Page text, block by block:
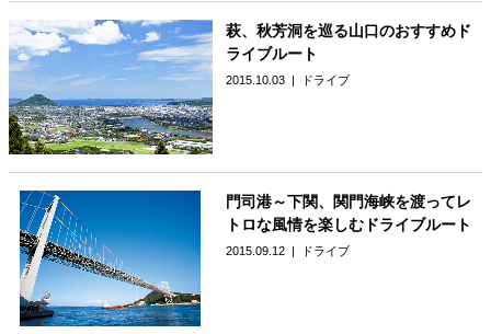
萩、秋芳洞を巡る山口のおすすめド
ライブルート
2015.10.03 ドライブ
門司港～下関、関門海峡を渡ってレ
トロな風情を楽しむドライブルート
2015.09.12 ドライブ